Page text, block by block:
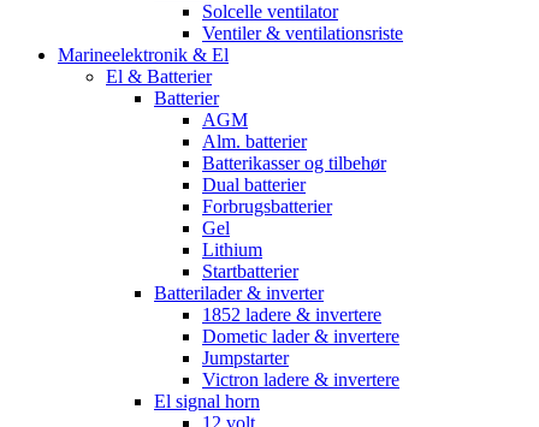
Solcelle ventilator
Ventiler & ventilationsriste
Marineelektronik & El
El & Batterier
Batterier
AGM
Alm. batterier
Batterikasser og tilbehør
Dual batterier
Forbrugsbatterier
Gel
Lithium
Startbatterier
Batterilader & inverter
1852 ladere & invertere
Dometic lader & invertere
Jumpstarter
Victron ladere & invertere
El signal horn